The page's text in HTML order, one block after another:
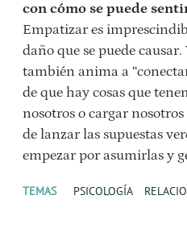
con cómo se puede
Empatizar es
daño que se puede
también anima a
de que hay cosas que
nosotros o cargar nosotros
de lanzar las supuestas
empezar por asumirlas y
TEMAS PSICOLOGÍA